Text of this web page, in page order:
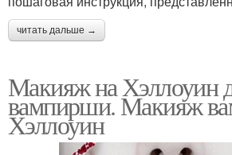
читать дальше →
Макияж на Хэллоуин
вампирши. Макияж
Хэллоуин